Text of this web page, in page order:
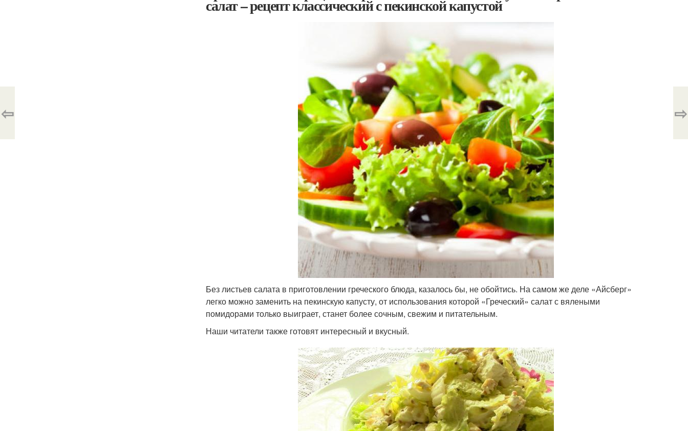
салат – рецепт классический с пекинской капустой
Без листьев салата в приготовлении греческого блюда, казалось бы, не обойтись. На самом же деле «Айсберг»
легко можно заменить на пекинскую капусту, от использования которой «Греческий» салат с вялеными
помидорами только выиграет, станет более сочным, свежим и питательным.
Наши читатели также готовят интересный и вкусный.
⇦ ⇨